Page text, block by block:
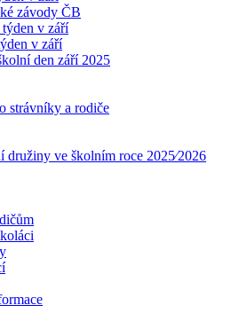
závody ČB
v září
v září
den září 2025
strávníky a rodiče
družiny ve školním roce 2025⁄2026